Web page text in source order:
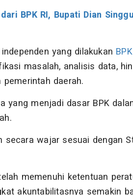
BPK RI, Bupati Dian
yang dilakukan
masalah, analisis data,
daerah.
yang menjadi dasar BPK
secara wajar sesuai dengan
memenuhi ketentuan
akuntabilitasnya semakin